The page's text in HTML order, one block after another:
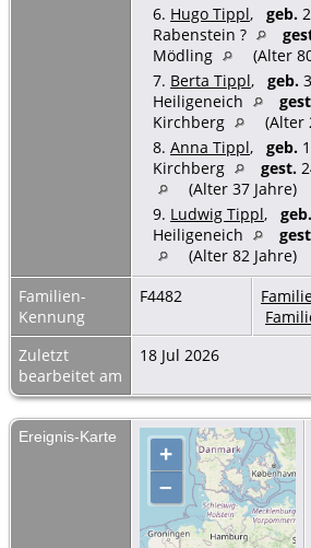
6. Hugo Tippl, geb.
Rabenstein ?
Mödling
(Alter
7. Berta Tippl, geb.
Heiligeneich
Kirchberg
(Alter
8. Anna Tippl, geb.
Kirchberg
gest.
(Alter 37 Jahre)
9. Ludwig Tippl, geb.
Heiligeneich
(Alter 82 Jahre)
Familien-
Kennung
F4482
Zuletzt
bearbeitet am
18 Jul 2026
Ereignis-Karte
+
–